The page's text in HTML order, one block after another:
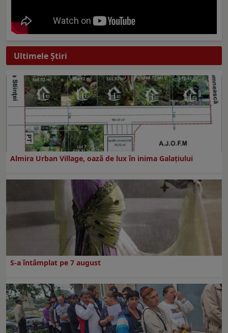
Ultimele Ştiri
Almira Urban Village, oază de lux în inima Galațiului
S-a întâmplat pe 7 august